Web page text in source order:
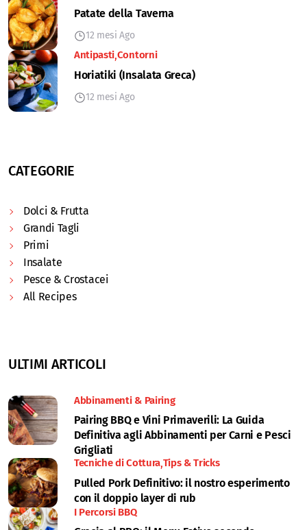
Patate della Taverna
12 mesi Ago
Antipasti Contorni
Horiatiki (Insalata Greca)
12 mesi Ago
CATEGORIE
Dolci & Frutta
Grandi Tagli
Primi
Insalate
Pesce & Crostacei
All Recipes
ULTIMI ARTICOLI
Abbinamenti & Pairing
Pairing BBQ e Vini Primaverili: La Guida
Definitiva agli Abbinamenti per Carni e Pesci
Grigliati
Tecniche di Cottura Tips & Tricks
Pulled Pork Definitivo: il nostro esperimento
con il doppio layer di rub
I Percorsi BBQ